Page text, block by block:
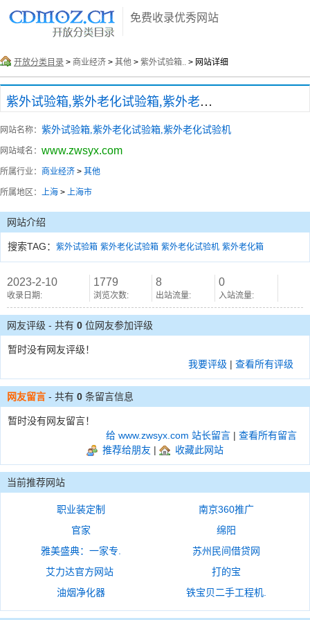
免费收录优秀网站
开放分类目录 > 商业经济 > 其他 > 紫外试验箱.. > 网站详细
紫外试验箱,紫外老化试验箱,紫外老化试验机
网站名称： 紫外试验箱,紫外老化试验箱,紫外老化试验机
网站域名： www.zwsyx.com
所属行业： 商业经济 > 其他
所属地区： 上海 > 上海市
网站介绍
搜索TAG： 紫外试验箱 紫外老化试验箱 紫外老化试验机 紫外老化箱
2023-2-10
收录日期:
1779
浏览次数:
8
出站流量:
0
入站流量:
网友评级 - 共有 0 位网友参加评级
暂时没有网友评级！
我要评级 | 查看所有评级
网友留言 - 共有 0 条留言信息
暂时没有网友留言！
给 www.zwsyx.com 站长留言 | 查看所有留言
推荐给朋友 | 收藏此网站
当前推荐网站
职业装定制
南京360推广
官家
绵阳
雅美盛典：一家专.
苏州民间借贷网
艾力达官方网站
打的宝
油烟净化器
铁宝贝二手工程机.